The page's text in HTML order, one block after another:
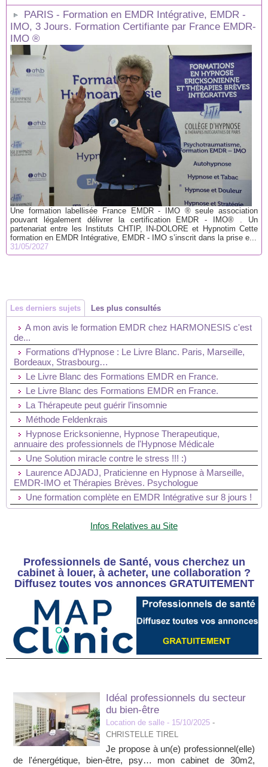
PARIS - Formation en EMDR Intégrative, EMDR -
IMO, 3 Jours. Formation Certifiante par France EMDR-
IMO ®
Une formation labellisée France EMDR - IMO ® seule association
pouvant légalement délivrer la certification EMDR - IMO® . Un
partenariat entre les Instituts CHTIP, IN-DOLORE et Hypnotim Cette
formation en EMDR Intégrative, EMDR - IMO s’inscrit dans la prise e...
31/05/2027
Les derniers sujets Les plus consultés
A mon avis le formation EMDR chez HARMONESIS c'est
de...
Formations d’Hypnose : Le Livre Blanc. Paris, Marseille,
Bordeaux, Strasbourg…
Le Livre Blanc des Formations EMDR en France.
Le Livre Blanc des Formations EMDR en France.
La Thérapeute peut guérir l’insomnie
Méthode Feldenkrais
Hypnose Ericksonienne, Hypnose Therapeutique,
annuaire des professionnels de l'Hypnose Médicale
Une Solution miracle contre le stress !!! :)
Laurence ADJADJ, Praticienne en Hypnose à Marseille,
EMDR-IMO et Thérapies Brèves. Psychologue
Une formation complète en EMDR Intégrative sur 8 jours !
Infos Relatives au Site
Professionnels de Santé, vous cherchez un
cabinet à louer, à acheter, une collaboration ?
Diffusez toutes vos annonces GRATUITEMENT
Idéal professionnels du secteur
du bien-être
Location de salle - 15/10/2025 -
CHRISTELLE TIREL
Je propose à un(e) professionnel(elle)
de l'énergétique, bien-être, psy… mon cabinet de 30m2,